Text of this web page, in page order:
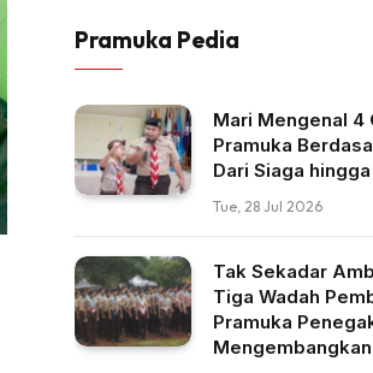
Pramuka Pedia
Mari Mengenal 4
Pramuka
Dari Siaga
Tue, 28 Jul 2026
Tak Sekadar
Tiga Wadah
Pramuka